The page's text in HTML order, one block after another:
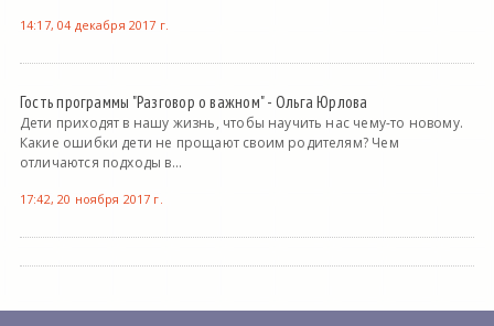
14:17, 04 декабря 2017 г.
Гость программы "Разговор о важном" - Ольга Юрлова
Дети приходят в нашу жизнь, чтобы научить нас чему-то новому.
Какие ошибки дети не прощают своим родителям? Чем
отличаются подходы в...
17:42, 20 ноября 2017 г.